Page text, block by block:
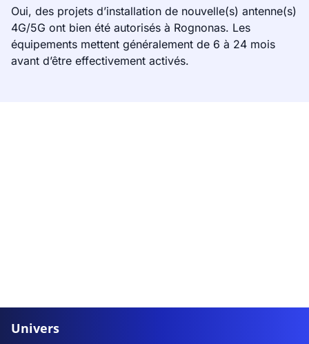
Oui, des projets d’installation de nouvelle(s) antenne(s)
4G/5G ont bien été autorisés à Rognonas. Les
équipements mettent généralement de 6 à 24 mois
avant d’être effectivement activés.
Univers